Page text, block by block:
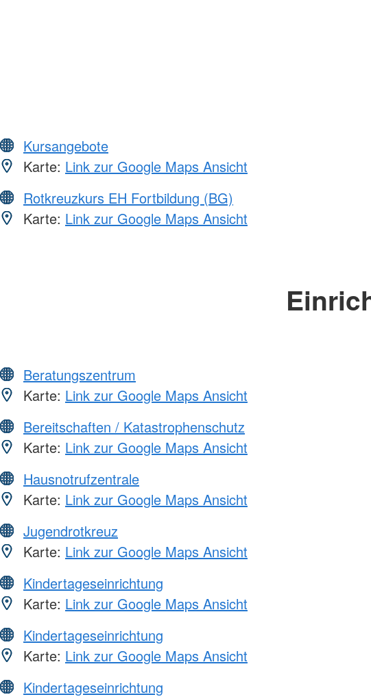
Kursangebote
Karte: Link zur Google Maps Ansicht
Rotkreuzkurs EH Fortbildung (BG)
Karte: Link zur Google Maps Ansicht
Beratungszentrum
Karte: Link zur Google Maps Ansicht
Bereitschaften / Katastrophenschutz
Karte: Link zur Google Maps Ansicht
Hausnotrufzentrale
Karte: Link zur Google Maps Ansicht
Jugendrotkreuz
Karte: Link zur Google Maps Ansicht
Kindertageseinrichtung
Karte: Link zur Google Maps Ansicht
Kindertageseinrichtung
Karte: Link zur Google Maps Ansicht
Kindertageseinrichtung